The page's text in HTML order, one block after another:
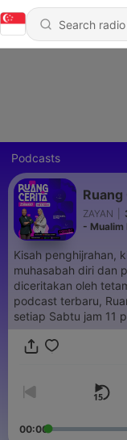
Podcasts
ZAYAN
- Mualim
Kisah penghijrahan,
muhasabah diri dan
diceritakan oleh
podcast terbaru,
setiap Sabtu jam 11
00:00